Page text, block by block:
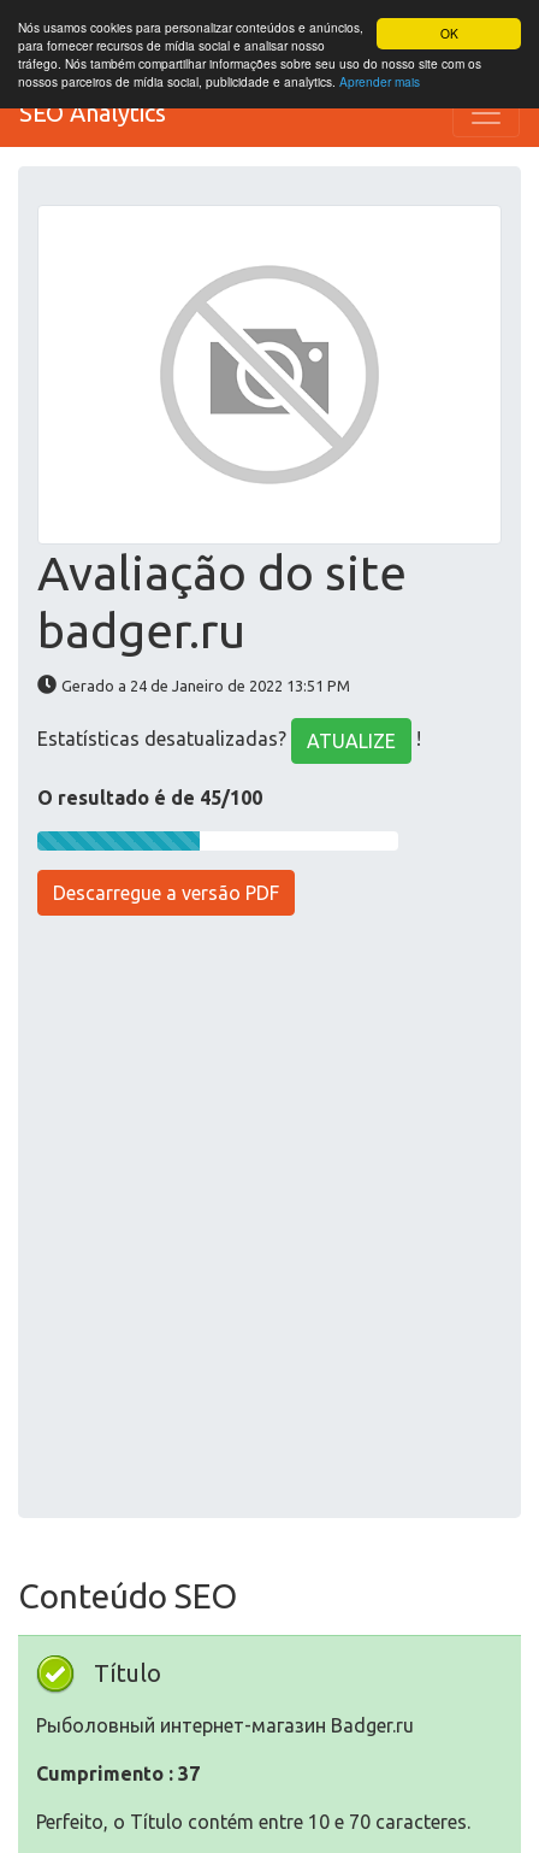
OK
Nós usamos cookies para personalizar conteúdos e anúncios,
para fornecer recursos de mídia social e analisar nosso
tráfego. Nós também compartilhar informações sobre seu uso do nosso site com os
nossos parceiros de mídia social, publicidade e analytics. Aprender mais
SEO Analytics
Avaliação do site
badger.ru
Gerado a 24 de Janeiro de 2022 13:51 PM
Estatísticas desatualizadas? ATUALIZE !
O resultado é de 45/100
Descarregue a versão PDF
Conteúdo SEO
Título
Рыболовный интернет-магазин Badger.ru
Cumprimento : 37
Perfeito, o Título contém entre 10 e 70 caracteres.